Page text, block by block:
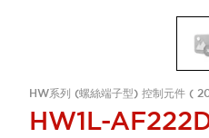
HW系列 (螺絲端子型) 控制元件 (
HW1L-